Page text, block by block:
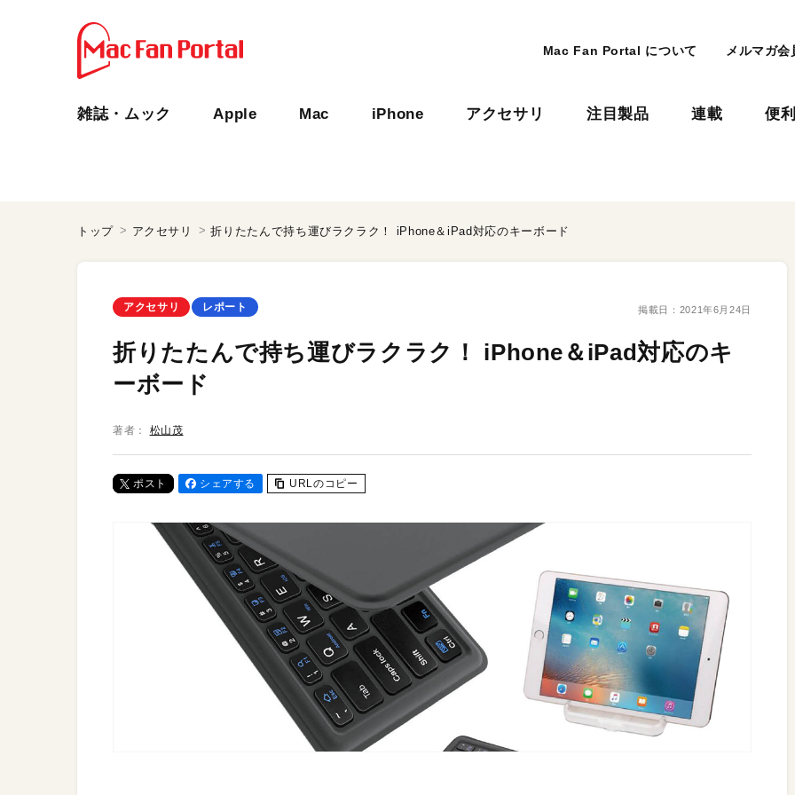
Mac Fan Portal について メルマガ会
雑誌・ムック Apple Mac iPhone アクセサリ 注目製品 連載 便
トップ アクセサリ 折りたたんで持ち運びラクラク！ iPhone＆iPad対応のキーボード
アクセサリ レポート 掲載日： 2021年6月24日
折りたたんで持ち運びラクラク！ iPhone＆iPad対応のキ
ーボード
著者： 松山茂
ポスト シェアする URLのコピー